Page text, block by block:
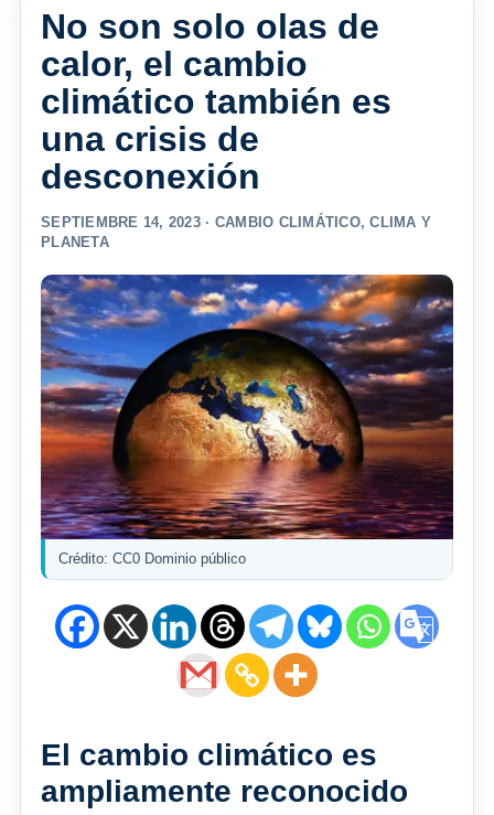
No son solo olas de
calor, el cambio
climático también es
una crisis de
desconexión
SEPTIEMBRE 14, 2023 · CAMBIO CLIMÁTICO,CLIMA Y
PLANETA
Crédito: CC0 Dominio público
El cambio climático es
ampliamente reconocido